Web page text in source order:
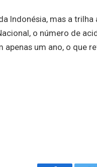
Indonésia, mas a trilha
o número de
apenas um ano, o que